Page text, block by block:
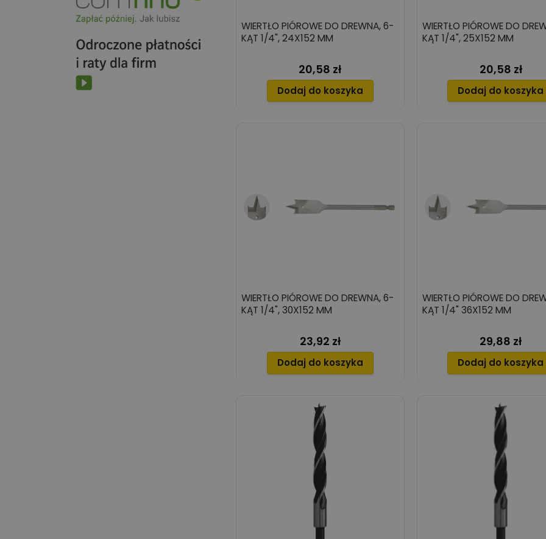
WIERTŁO PIÓROWE DO DREWNA, 6-
KĄT 1/4", 24X152 MM
Cena
20,58 zł
Dodaj do koszyka
WIERTŁO PIÓROWE DO
KĄT 1/4", 25X152 MM
Cena
20,58 zł
Dodaj do koszyka
WIERTŁO PIÓROWE DO DREWNA, 6-
KĄT 1/4", 30X152 MM
Cena
23,92 zł
Dodaj do koszyka
WIERTŁO PIÓROWE DO
KĄT 1/4" 36X152 MM
Cena
29,88 zł
Dodaj do koszyka